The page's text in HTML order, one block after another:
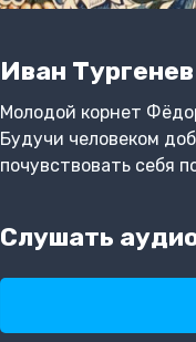
Иван Тургенев
Молодой корнет
Будучи человеком
почувствовать себя
Слушать